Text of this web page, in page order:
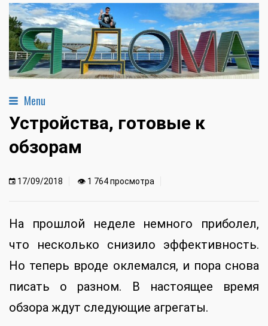
Menu
Устройства, готовые к
обзорам
17/09/2018 👁 1 764 просмотра
На прошлой неделе немного приболел,
что несколько снизило эффективность.
Но теперь вроде оклемался, и пора снова
писать о разном. В настоящее время
обзора ждут следующие агрегаты.